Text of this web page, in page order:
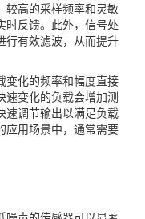
较高的采样频率和灵敏
时反馈。此外，信号处
行有效滤波，从而提升
变化的频率和幅度直接
速变化的负载会增加测
速调节输出以满足负载
应用场景中，通常需要